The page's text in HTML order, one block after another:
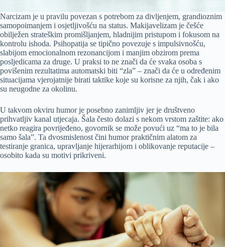
Narcizam je u pravilu povezan s potrebom za divljenjem, grandioznim
samopoimanjem i osjetljivošću na status. Makijavelizam je češće
obilježen strateškim promišljanjem, hladnijim pristupom i fokusom na
kontrolu ishoda. Psihopatija se tipično povezuje s impulsivnošću,
slabijom emocionalnom rezonancijom i manjim obzirom prema
posljedicama za druge. U praksi to ne znači da će svaka osoba s
povišenim rezultatima automatski biti “zla” – znači da će u određenim
situacijama vjerojatnije birati taktike koje su korisne za njih, čak i ako
su neugodne za okolinu.
U takvom okviru humor je posebno zanimljiv jer je društveno
prihvatljiv kanal utjecaja. Šala često dolazi s nekom vrstom zaštite: ako
netko reagira povrijeđeno, govornik se može povući uz “ma to je bila
samo šala”. Ta dvosmislenost čini humor praktičnim alatom za
testiranje granica, upravljanje hijerarhijom i oblikovanje reputacije –
osobito kada su motivi prikriveni.